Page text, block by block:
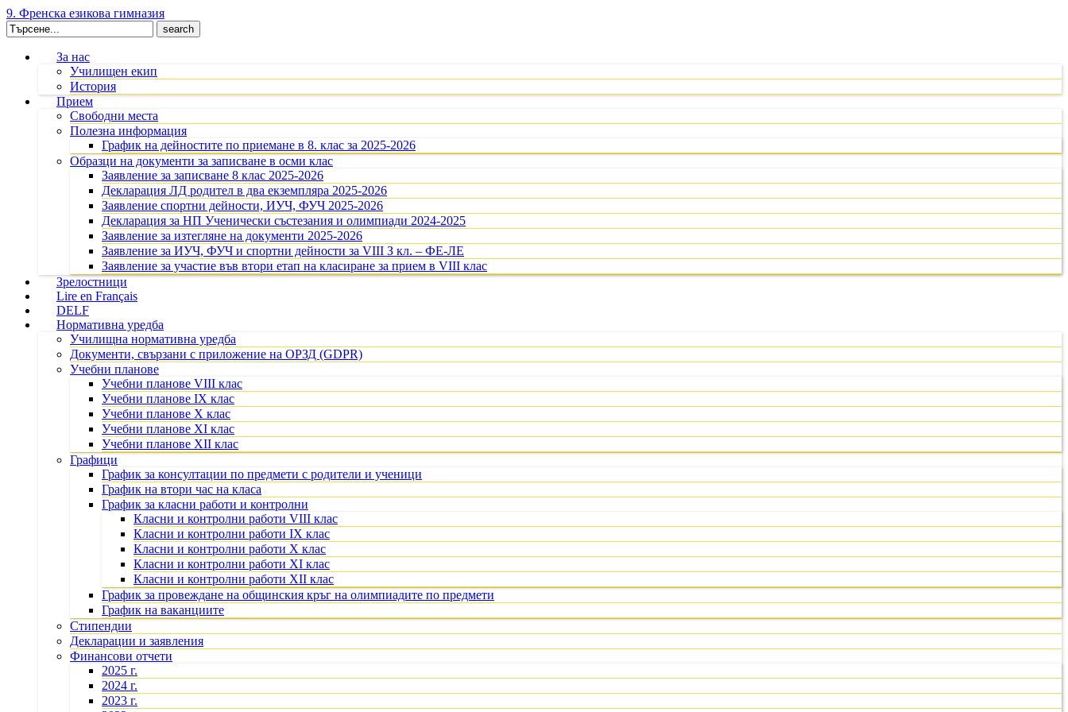
9. Френска езикова гимназия
Search
for:
За нас
Училищен екип
История
Прием
Свободни места
Полезна информация
График на дейностите по приемане в 8. клас за 2025-2026
Образци на документи за записване в осми клас
Заявление за записване 8 клас 2025-2026
Декларация ЛД родител в два екземпляра 2025-2026
Заявление спортни дейности, ИУЧ, ФУЧ 2025-2026
Декларация за НП Ученически състезания и олимпиади 2024-2025
Заявление за изтегляне на документи 2025-2026
Заявление за ИУЧ, ФУЧ и спортни дейности за VIII З кл. – ФЕ-ЛЕ
Заявление за участие във втори етап на класиране за прием в VIII клас
Зрелостници
Lire en Français
DELF
Нормативна уредба
Училищна нормативна уредба
Документи, свързани с приложение на ОРЗД (GDPR)
Учебни планове
Учебни планове VIII клас
Учебни планове IX клас
Учебни планове X клас
Учебни планове XI клас
Учебни планове XII клас
Графици
График за консултации по предмети с родители и ученици
График на втори час на класа
График за класни работи и контролни
Класни и контролни работи VIII клас
Класни и контролни работи IX клас
Класни и контролни работи X клас
Класни и контролни работи XI клас
Класни и контролни работи XII клас
График за провеждане на общинския кръг на олимпиадите по предмети
График на ваканциите
Стипендии
Декларации и заявления
Финансови отчети
2025 г.
2024 г.
2023 г.